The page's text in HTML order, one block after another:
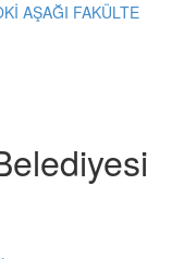
AŞAĞI FAKÜLTE